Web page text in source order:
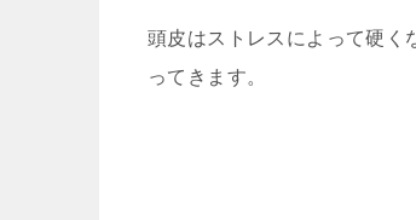
頭皮はストレスによって硬く
ってきます。